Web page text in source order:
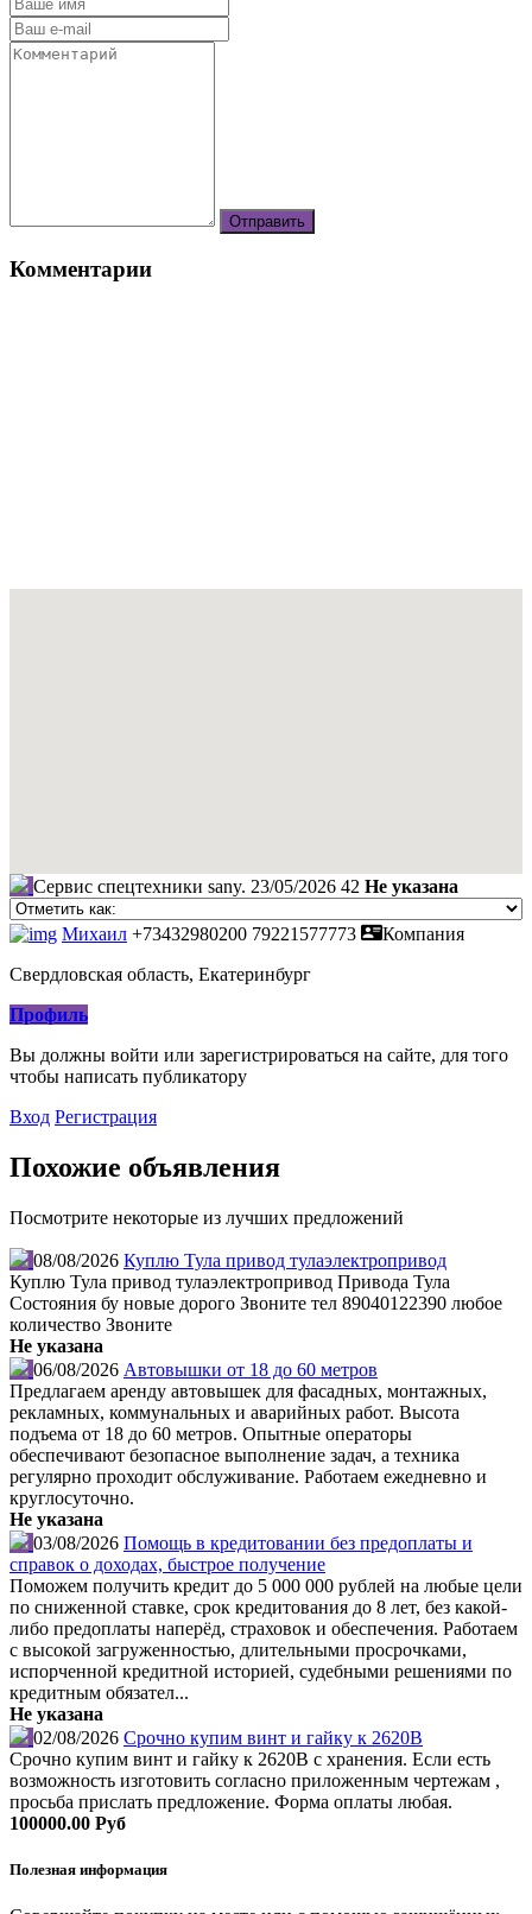
Комментарии
Сервис спецтехники sany. 23/05/2026 42 Не указана
Михаил +73432980200 79221577773
Компания
Свердловская область, Екатеринбург
Профиль
Вы должны войти или зарегистрироваться на сайте, для того
чтобы написать публикатору
Вход Регистрация
Похожие объявления
Посмотрите некоторые из лучших предложений
08/08/2026 Куплю Тула привод тулаэлектропривод
Куплю Тула привод тулаэлектропривод Привода Тула
Состояния бу новые дорого Звоните тел 89040122390 любое
количество Звоните
Не указана
06/08/2026 Автовышки от 18 до 60 метров
Предлагаем аренду автовышек для фасадных, монтажных,
рекламных, коммунальных и аварийных работ. Высота
подъема от 18 до 60 метров. Опытные операторы
обеспечивают безопасное выполнение задач, а техника
регулярно проходит обслуживание. Работаем ежедневно и
круглосуточно.
Не указана
03/08/2026 Помощь в кредитовании без предоплаты и
справок о доходах, быстрое получение
Поможем получить кредит до 5 000 000 рублей на любые цели
по сниженной ставке, срок кредитования до 8 лет, без какой-
либо предоплаты наперёд, страховок и обеспечения. Работаем
с высокой загруженностью, длительными просрочками,
испорченной кредитной историей, судебными решениями по
кредитным обязател...
Не указана
02/08/2026 Срочно купим винт и гайку к 2620В
Срочно купим винт и гайку к 2620В с хранения. Если есть
возможность изготовить согласно приложенным чертежам ,
просьба прислать предложение. Форма оплаты любая.
100000.00 Руб
Полезная информация